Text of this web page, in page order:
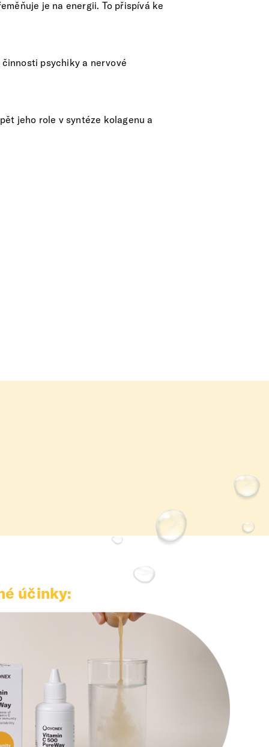
je na energii. To přispívá ke
psychiky a nervové
jeho role v syntéze kolagenu a
účinky: